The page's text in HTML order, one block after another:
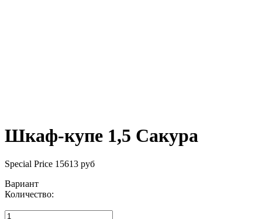
Шкаф-купе 1,5 Сакура
Special Price 15613 руб
Вариант
Количество: